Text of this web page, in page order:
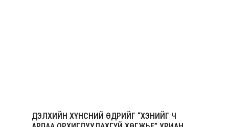
ДЭЛХИЙН ХҮНСНИЙ ӨДРИЙГ “ХЭНИЙГ Ч